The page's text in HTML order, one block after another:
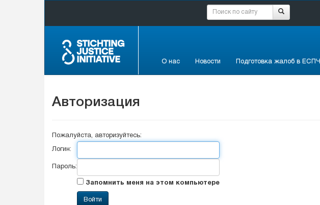
О нас Новости Подготовка жалоб в ЕСПЧ
Авторизация
Пожалуйста, авторизуйтесь:
Логин:
Пароль:
Запомнить меня на этом компьютере